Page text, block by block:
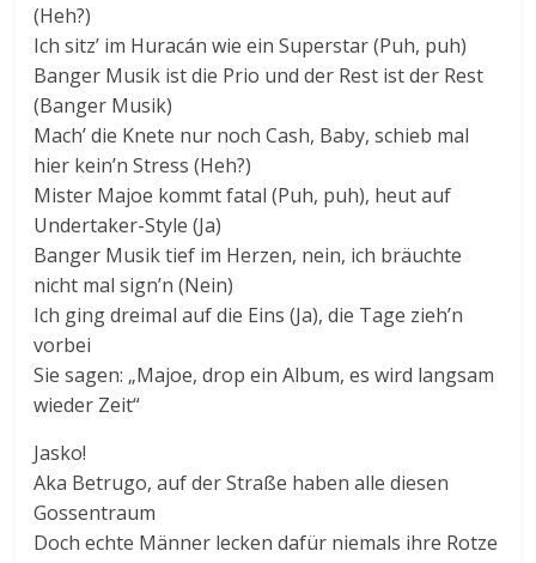
(Heh?)
Ich sitz’ im Huracán wie ein Superstar (Puh, puh)
Banger Musik ist die Prio und der Rest ist der Rest
(Banger Musik)
Mach’ die Knete nur noch Cash, Baby, schieb mal
hier kein’n Stress (Heh?)
Mister Majoe kommt fatal (Puh, puh), heut auf
Undertaker-Style (Ja)
Banger Musik tief im Herzen, nein, ich bräuchte
nicht mal sign’n (Nein)
Ich ging dreimal auf die Eins (Ja), die Tage zieh’n
vorbei
Sie sagen: „Majoe, drop ein Album, es wird langsam
wieder Zeit“
Jasko!
Aka Betrugo, auf der Straße haben alle diesen
Gossentraum
Doch echte Männer lecken dafür niemals ihre Rotze